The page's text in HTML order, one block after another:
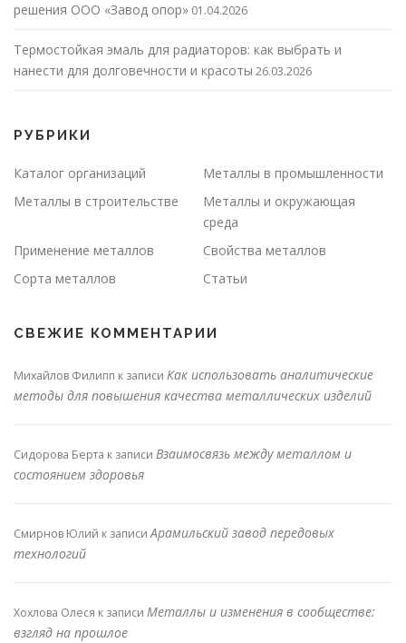
решения ООО «Завод опор» 01.04.2026
Термостойкая эмаль для радиаторов: как выбрать и
нанести для долговечности и красоты 26.03.2026
РУБРИКИ
Каталог организаций
Металлы в промышленности
Металлы в строительстве
Металлы и окружающая
среда
Применение металлов
Свойства металлов
Сорта металлов
Статьи
СВЕЖИЕ КОММЕНТАРИИ
Михайлов Филипп к записи Как использовать аналитические
методы для повышения качества металлических изделий
Сидорова Берта к записи Взаимосвязь между металлом и
состоянием здоровья
Смирнов Юлий к записиАрамильский завод передовых
технологий
Хохлова Олеся к записи Металлы и изменения в сообществе:
взгляд на прошлое